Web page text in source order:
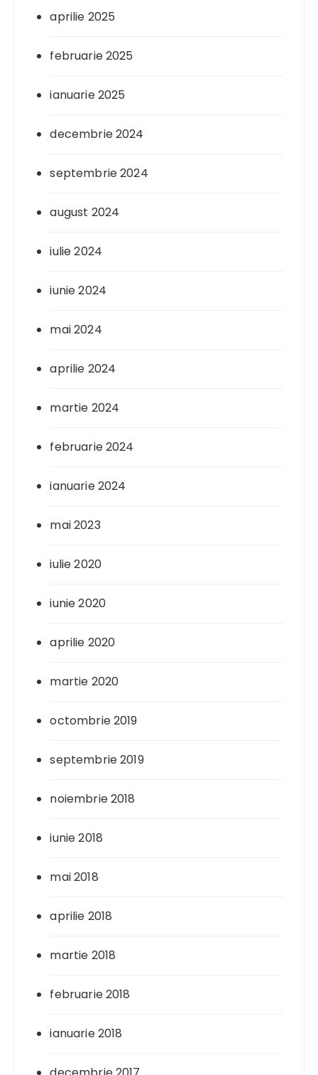
aprilie 2025
februarie 2025
ianuarie 2025
decembrie 2024
septembrie 2024
august 2024
iulie 2024
iunie 2024
mai 2024
aprilie 2024
martie 2024
februarie 2024
ianuarie 2024
mai 2023
iulie 2020
iunie 2020
aprilie 2020
martie 2020
octombrie 2019
septembrie 2019
noiembrie 2018
iunie 2018
mai 2018
aprilie 2018
martie 2018
februarie 2018
ianuarie 2018